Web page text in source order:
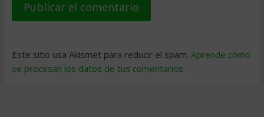
Este sitio usa Akismet para reducir el spam. Aprende cómo
se procesan los datos de tus comentarios.